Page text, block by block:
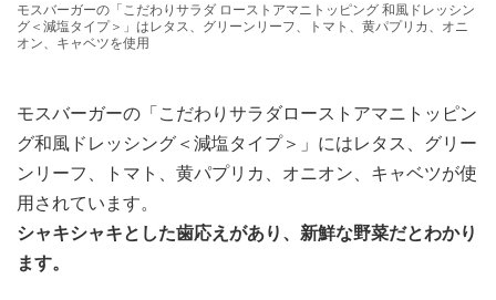
モスバーガーの「こだわりサラダ ローストアマニトッピング 和風ドレッシン
グ＜減塩タイプ＞」はレタス、グリーンリーフ、トマト、黄パプリカ、オニ
オン、キャベツを使用
モスバーガーの「こだわりサラダローストアマニトッピン
グ和風ドレッシング＜減塩タイプ＞」にはレタス、グリー
ンリーフ、トマト、黄パプリカ、オニオン、キャベツが使
用されています。
シャキシャキとした歯応えがあり、新鮮な野菜だとわかり
ます。